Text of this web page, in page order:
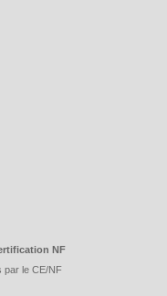
NF
par le CE/NF